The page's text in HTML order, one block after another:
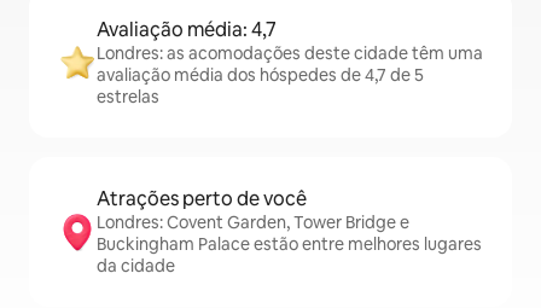
Avaliação média: 4,7
Londres: as acomodações deste cidade têm uma
avaliação média dos hóspedes de 4,7 de 5
estrelas
Atrações perto de você
Londres: Covent Garden, Tower Bridge e
Buckingham Palace estão entre melhores lugares
da cidade